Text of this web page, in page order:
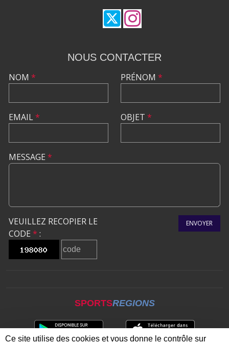
NOUS CONTACTER
NOM *
EMAIL*
PRÉNOM *
OBJET *
MESSAGE *
VEUILLEZ RECOPIER LE
CODE * :
ENVOYER
SPORTSREGIONS
Ce site utilise des cookies et vous donne le contrôle sur